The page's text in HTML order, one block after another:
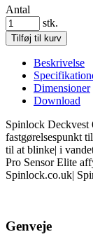
Antal
stk.
Beskrivelse
Dimensioner
Download
Spinlock Deckvest
fastgørelsespunkt
til at blinke| i
Pro Sensor Elite
Spinlock.co.uk|
Genveje